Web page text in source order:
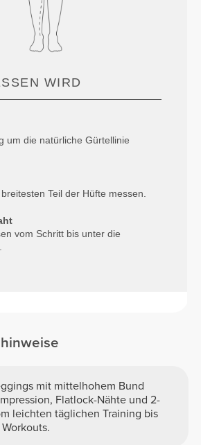
WIRD
um die natürliche Gürtellinie
Teil der Hüfte messen.
vom Schritt bis unter die
mit mittelhohem Bund
Flatlock-Nähte und 2-
leichten täglichen Training bis